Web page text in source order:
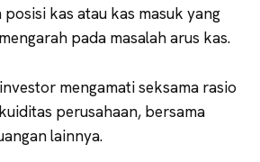
kas atau kas masuk yang
pada masalah arus kas.
mengamati seksama rasio
perusahaan, bersama
lainnya.